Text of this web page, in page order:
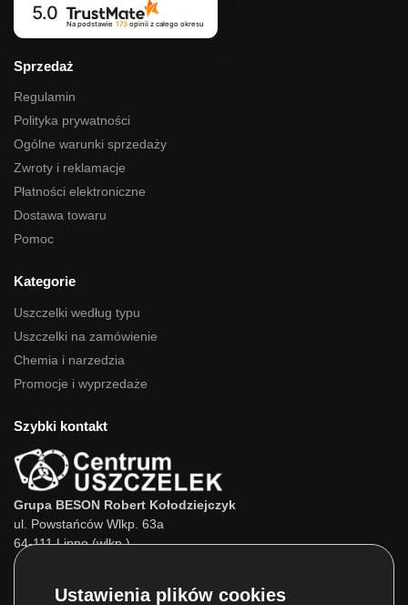
5.0
Na podstawie 173opinii z całego okresu
Sprzedaż
Regulamin
Polityka prywatności
Ogólne warunki sprzedaży
Zwroty i reklamacje
Płatności elektroniczne
Dostawa towaru
Pomoc
Kategorie
Uszczelki według typu
Uszczelki na zamówienie
Chemia i narzedzia
Promocje i wyprzedaże
Szybki kontakt
Grupa BESON Robert Kołodziejczyk
ul. Powstańców Wlkp. 63a
64-111 Lipno (wlkp.)
693 800 022